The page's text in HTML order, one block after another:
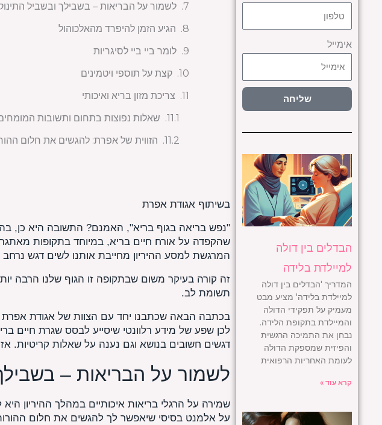
אימייל
שליחה
הבדלים בין דולה
למיילדת בלידה
המדריך 'הבדלים בין דולה
למיילדת בלידה' מציע מבט
מעמיק על תפקידי הדולה
והמיילדת בתקופת הלידה.
נבחן את התמיכה הרגשית
והפיזית שמספקת הדולה
לעומת האחריות הרפואית
קרא עוד »
לשמור על הבריאות – בשבילך ובשביל
הגיע הזמן להיפרד מהאלכוהול
לומר ביי ביי לסיגריות
קצת על תוספי ויטמינים
צריכת מזון בריא ואיכותי
שאלות נפוצות בתחום ותשובות
הזווית של אפרת: להגשים את חלום
בשיתוף אגודת אפרת
"נפש בריאה בגוף בריא", האמנם? התשובה היא כן,
שהקפדה על אורח חיים בריא, במיוחד בתקופות
המרגשת למסע ההיריון מחייבת אותנו לשים דגש נרחב
זה קורה בעיקר משום שבתקופה זו הגוף שלנו הרבה
תשומת לב.
בכתבה הבאה שכתבנו יחד עם הצוות של אגודת אפרת
לכן שפע של מידע רלוונטי שיסייע לבסס שגרת חיים
דגשים חשובים בנושא וגם נענה על שאלות קריטיות.
לשמור על הבריאות –
שמירה על הרגלי בריאות איכותיים במהלך ההיריון
על אלמנט בסיסי שיאפשר לך להגשים את חלום